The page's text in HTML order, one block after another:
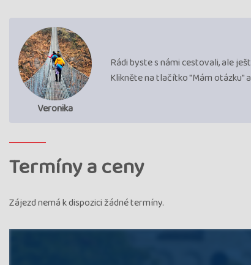
Veronika
Rádi byste s námi cestovali, ale
Klikněte na tlačítko "Mám otázku"
Termíny a ceny
Zájezd nemá k dispozici žádné termíny.